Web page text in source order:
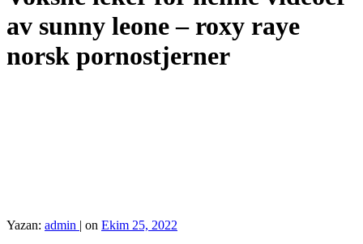
av sunny leone – roxy raye
norsk pornostjerner
Yazan: admin | on Ekim 25, 2022